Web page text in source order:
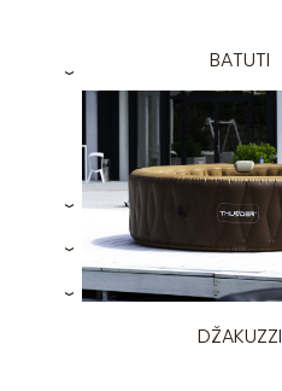
›
›
›
›
BATUTI
DŽAKUZZI